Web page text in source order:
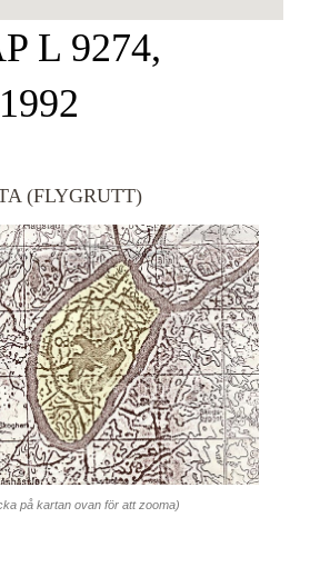
L 9274,
(FLYGRUTT)
på kartan ovan för att zooma)